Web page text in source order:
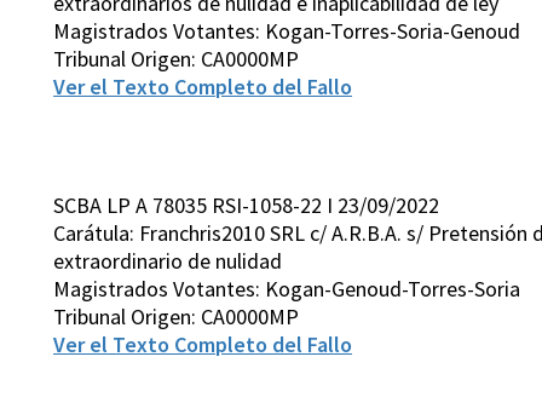
Magistrados Votantes: Kogan-Torres-Soria-Genoud
Tribunal Origen: CA0000MP
Ver el Texto Completo del Fallo
SCBA LP A 78035 RSI-1058-22 I 23/09/2022
Carátula: Franchris2010 SRL c/ A.R.B.A. s/
extraordinario de nulidad
Magistrados Votantes: Kogan-Genoud-Torres-Soria
Tribunal Origen: CA0000MP
Ver el Texto Completo del Fallo